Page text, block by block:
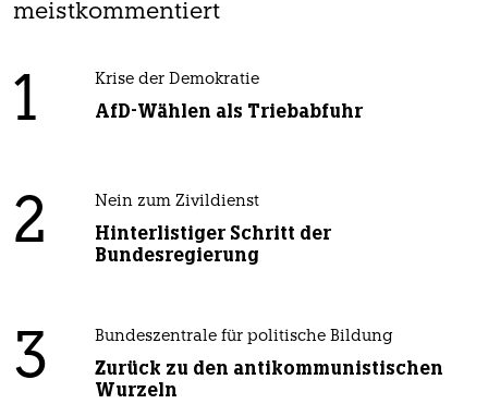
meistkommentiert
1 Krise der Demokratie
AfD-Wählen als Triebabfuhr
2 Nein zum Zivildienst
Hinterlistiger Schritt der
Bundesregierung
3 Bundeszentrale für politische Bildung
Zurück zu den antikommunistischen
Wurzeln